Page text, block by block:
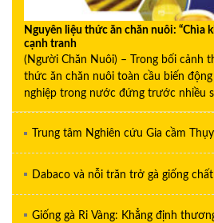
Nguyên liệu thức ăn chăn nuôi: “Chìa
cạnh tranh
(Người Chăn Nuôi) – Trong bối cảnh
thức ăn chăn nuôi toàn cầu biến
nghiệp trong nước đứng trước nhiều
Trung tâm Nghiên cứu Gia cầm
Dabaco và nỗi trăn trở gà giống
Giống gà Ri Vàng: Khẳng định